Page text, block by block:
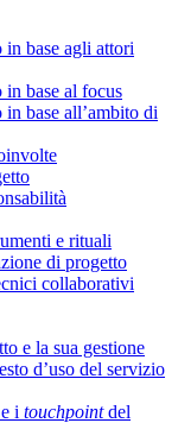
base agli attori
base al focus
base all’ambito di
e rituali
di progetto
collaborativi
e la sua gestione
d’uso del servizio
i touchpointdel